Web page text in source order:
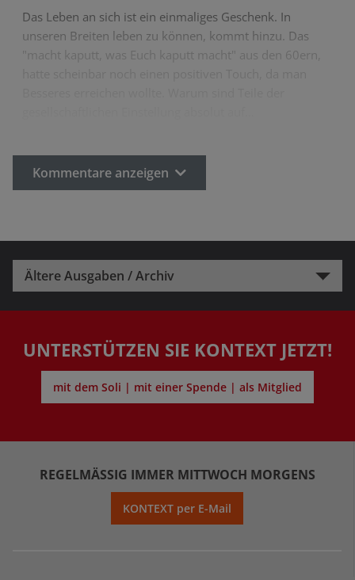
Das Leben an sich ist ein einmaliges Geschenk. In
unseren Breiten leben zu können, kommt hinzu. Das
"macht kaputt, was Euch kaputt macht" aus den 60ern,
Kommentare anzeigen
Ältere Ausgaben / Archiv
UNTERSTÜTZEN SIE KONTEXT JETZT!
mit dem Soli | mit einer Spende | als Mitglied
REGELMÄSSIG IMMER MITTWOCH MORGENS
KONTEXT per E-Mail